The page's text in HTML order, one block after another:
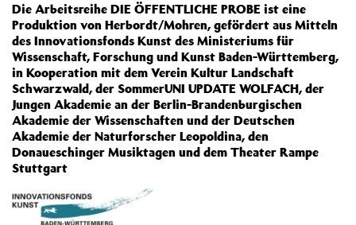
Die Arbeitsreihe DIE ÖFFENTLICHE PROBE ist eine
Produktion von Herbordt/Mohren, gefördert aus Mitteln
des Innovationsfonds Kunst des Ministeriums für
Wissenschaft, Forschung und Kunst Baden-Württemberg,
in Kooperation mit dem Verein Kultur Landschaft
Schwarzwald, der SommerUNI UPDATE WOLFACH, der
Jungen Akademie an der Berlin-Brandenburgischen
Akademie der Wissenschaften und der Deutschen
Akademie der Naturforscher Leopoldina, den
Donaueschinger Musiktagen und dem Theater Rampe
Stuttgart